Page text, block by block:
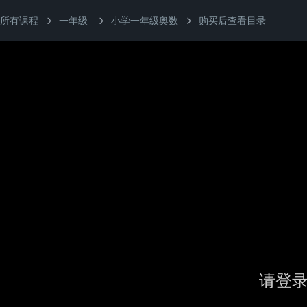
所有课程 一年级 小学一年级奥数 购买后查看目录
请登